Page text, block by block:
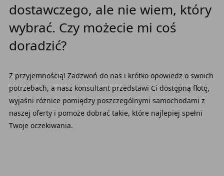
dostawczego, ale nie wiem, który
wybrać. Czy możecie mi coś
doradzić?
Z przyjemnością! Zadzwoń do nas i krótko opowiedz o swoich
potrzebach, a nasz konsultant przedstawi Ci dostępną flotę,
wyjaśni różnice pomiędzy poszczególnymi samochodami z
naszej oferty i pomoże dobrać takie, które najlepiej spełni
Twoje oczekiwania.